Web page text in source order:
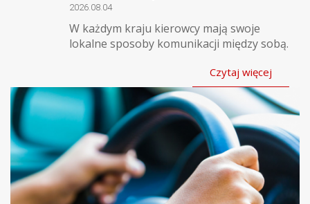
2026.08.04
W każdym kraju kierowcy mają swoje
lokalne sposoby komunikacji między sobą.
Czytaj więcej